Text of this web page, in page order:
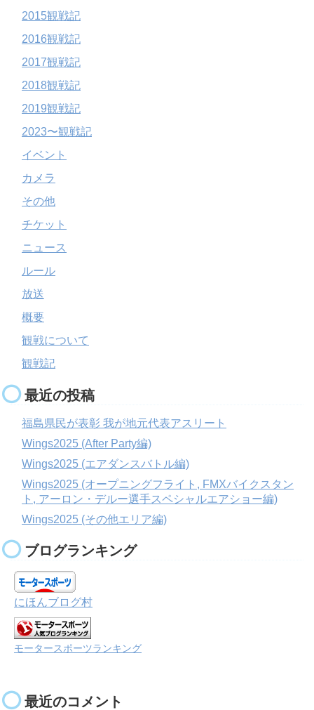
2015観戦記
2016観戦記
2017観戦記
2018観戦記
2019観戦記
2023〜観戦記
イベント
カメラ
その他
チケット
ニュース
ルール
放送
概要
観戦について
観戦記
最近の投稿
福島県民が表彰 我が地元代表アスリート
Wings2025 (After Party編)
Wings2025 (エアダンスバトル編)
Wings2025 (オープニングフライト, FMXバイクスタン
ト, アーロン・デルー選手スペシャルエアショー編)
Wings2025 (その他エリア編)
ブログランキング
にほんブログ村
モータースポーツランキング
最近のコメント